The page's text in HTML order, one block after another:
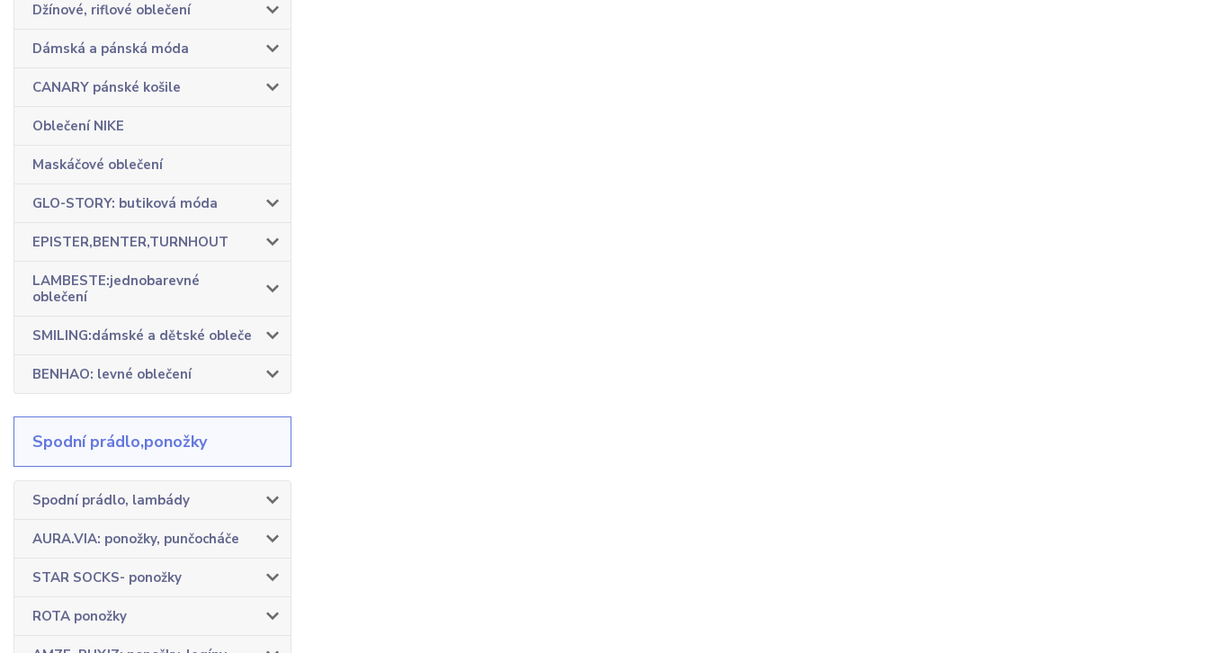
Džínové, riflové oblečení
Dámská a pánská móda
CANARY pánské košile
Oblečení NIKE
Maskáčové oblečení
GLO-STORY: butiková móda
EPISTER,BENTER,TURNHOUT
LAMBESTE:jednobarevné
oblečení
SMILING:dámské a dětské obleče
BENHAO: levné oblečení
Spodní prádlo,ponožky
Spodní prádlo, lambády
AURA.VIA: ponožky, punčocháče
STAR SOCKS- ponožky
ROTA ponožky